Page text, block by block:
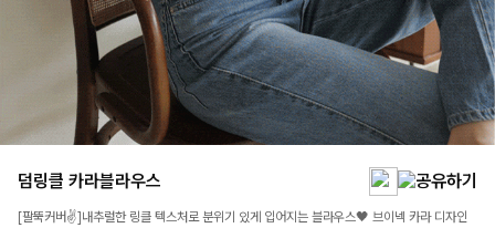
덤링클 카라블라우스
[팔뚝커버✌]내추럴한 링클 텍스처로 분위기 있게 입어지는 블라우스🖤 브이넥 카라 디자인